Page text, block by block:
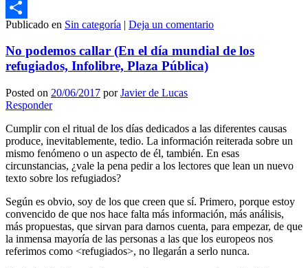
Email
Compartir
Publicado en Sin categoría | Deja un comentario
No podemos callar (En el día mundial de los
refugiados, Infolibre, Plaza Pública)
Posted on 20/06/2017 porJavier de Lucas
Responder
Cumplir con el ritual de los días dedicados a las diferentes causas
produce, inevitablemente, tedio. La información reiterada sobre un
mismo fenómeno o un aspecto de él, también. En esas
circunstancias, ¿vale la pena pedir a los lectores que lean un nuevo
texto sobre los refugiados?
Según es obvio, soy de los que creen que sí. Primero, porque estoy
convencido de que nos hace falta más información, más análisis,
más propuestas, que sirvan para darnos cuenta, para empezar, de que
la inmensa mayoría de las personas a las que los europeos nos
referimos como <refugiados>, no llegarán a serlo nunca.